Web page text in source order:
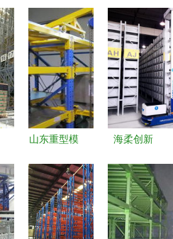
山东重型模
抽屉式货架
与带天车冲
压模具存放
海柔创新
机器人，重
塑物流与工
厂的价值未